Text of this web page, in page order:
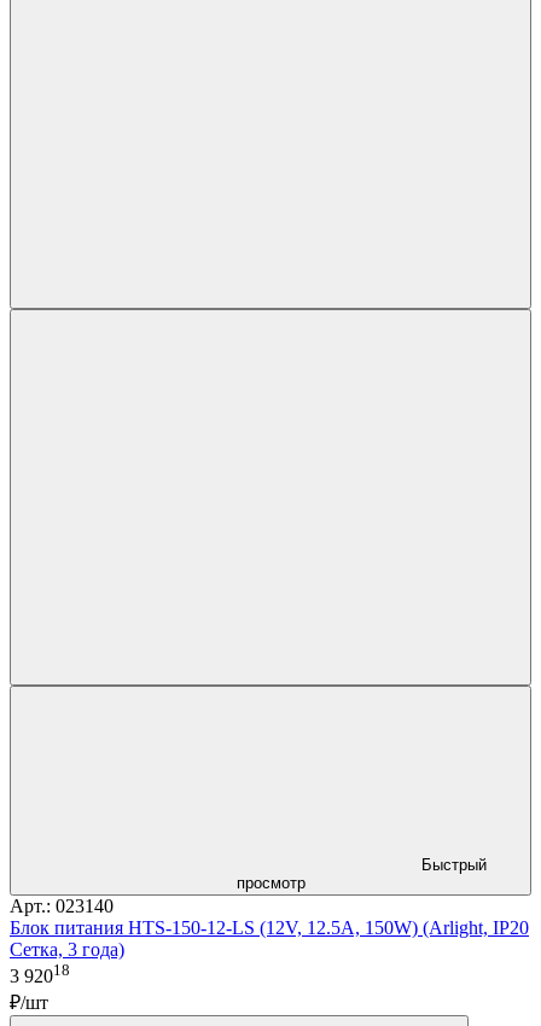
Быстрый
просмотр
Арт.: 023140
Блок питания HTS-150-12-LS (12V, 12.5A, 150W) (Arlight, IP20
Сетка, 3 года)
3 92018
₽/шт